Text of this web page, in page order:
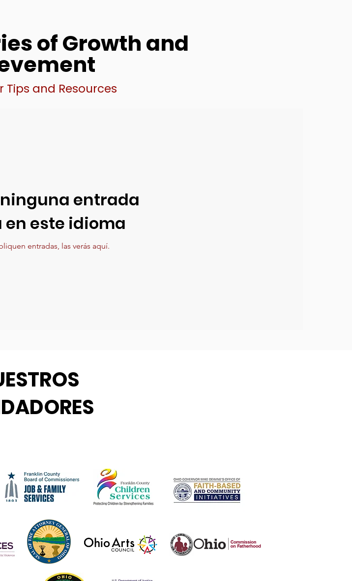
of Growth and
Tips and Resources
entrada
este idioma
entradas, las verás aquí.